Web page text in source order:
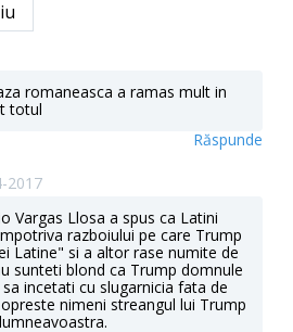
romaneasca a ramas mult in
totul
Răspunde
2017
Vargas Llosa a spus ca Latini
razboiului pe care Trump
Latine" si a altor rase numite de
sunteti blond ca Trump domnule
incetati cu slugarnicia fata de
nimeni streangul lui Trump